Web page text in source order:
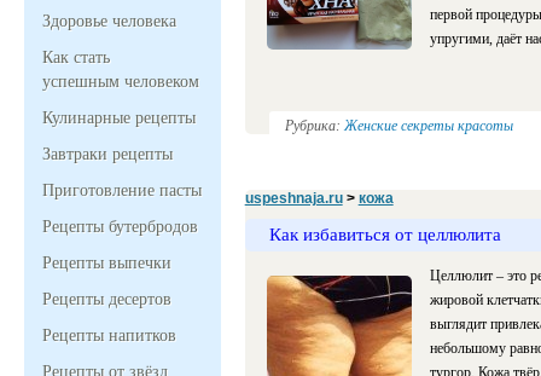
Здоровье человека
Как стать
успешным человеком
Кулинарные рецепты
Завтраки рецепты
Приготовление пасты
Рецепты бутербродов
Рецепты выпечки
Рецепты десертов
Рецепты напитков
Рецепты от звёзд
первой
упругими, даёт
Рубрика: Женские секреты красоты
uspeshnaja.ru> кожа
Как избавиться от целлюлита
Целлюлит – это
жировой
выглядит
небольшому
тургор. Кожа